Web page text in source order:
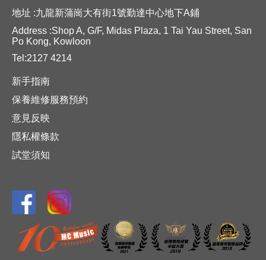
地址 :九龍新蒲崗大有街1號勤達中心地下A鋪
Address :Shop A, G/F, Midas Plaza, 1 Tai Yau Street, San
Po Kong, Kowloon
Tel:2127 4214
新手指南
保養維修服務預約
意見反映
隱私權條款
試堂須知